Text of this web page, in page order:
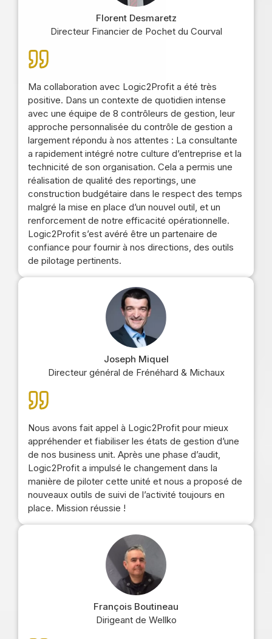
Florent Desmaretz
Directeur Financier de Pochet du Courval
Ma collaboration avec Logic2Profit a été très
positive. Dans un contexte de quotidien intense
avec une équipe de 8 contrôleurs de gestion, leur
approche personnalisée du contrôle de gestion a
largement répondu à nos attentes : La consultante
a rapidement intégré notre culture d’entreprise et la
technicité de son organisation. Cela a permis une
réalisation de qualité des reportings, une
construction budgétaire dans le respect des temps
malgré la mise en place d’un nouvel outil, et un
renforcement de notre efficacité opérationnelle.
Logic2Profit s’est avéré être un partenaire de
confiance pour fournir à nos directions, des outils
de pilotage pertinents.
Joseph Miquel
Directeur général de Frénéhard & Michaux
Nous avons fait appel à Logic2Profit pour mieux
appréhender et fiabiliser les états de gestion d’une
de nos business unit. Après une phase d’audit,
Logic2Profit a impulsé le changement dans la
manière de piloter cette unité et nous a proposé de
nouveaux outils de suivi de l’activité toujours en
place. Mission réussie !
François Boutineau
Dirigeant de Wellko